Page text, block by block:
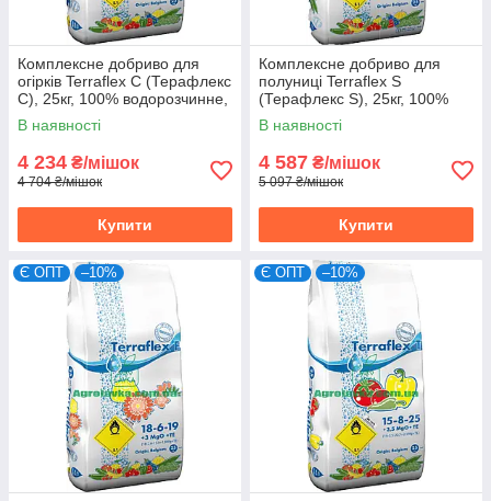
Комплексне добриво для
огірків Terraflex C (Терафлекс
C), 25кг, 100% водорозчинне,
17-7-21+3MgO+TE
В наявності
4 234 ₴/мішок
4 704 ₴/мішок
Купити
Комплексне добриво для
полуниці Terraflex S
(Терафлекс S), 25кг, 100%
водорозчинне, 14-6-25+3,2
MgO+TE
В наявності
4 587 ₴/мішок
5 097 ₴/мішок
Купити
Є ОПТ –10% Є ОПТ –10%